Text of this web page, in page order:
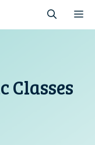
Classes